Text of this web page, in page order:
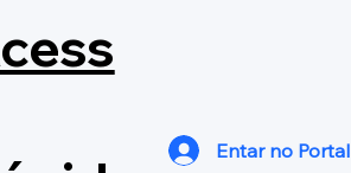
Entar no Portal